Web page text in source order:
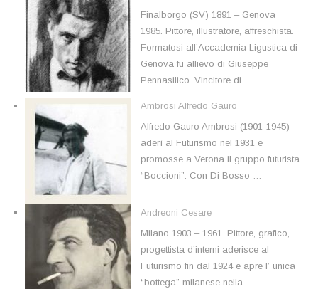
Finalborgo (SV) 1891 – Genova
1985. Pittore, illustratore, affreschista.
Formatosi all’Accademia Ligustica di
Genova fu allievo di Giuseppe
Pennasilico. Vincitore di …
Ambrosi Alfredo Gauro
Alfredo Gauro Ambrosi (1901-1945)
aderì al Futurismo nel 1931 e
promosse a Verona il gruppo futurista
“Boccioni”. Con Di Bosso …
Andreoni Cesare
Milano 1903 – 1961. Pittore, grafico,
progettista d’interni aderisce al
Futurismo fin dal 1924 e apre l’ unica
“bottega” milanese nella …